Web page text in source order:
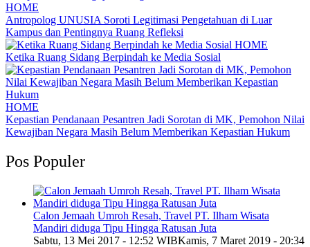
HOME
Antropolog UNUSIA Soroti Legitimasi Pengetahuan di Luar
Kampus dan Pentingnya Ruang Refleksi
HOME
Ketika Ruang Sidang Berpindah ke Media Sosial
HOME
Kepastian Pendanaan Pesantren Jadi Sorotan di MK, Pemohon Nilai
Kewajiban Negara Masih Belum Memberikan Kepastian Hukum
Pos Populer
Calon Jemaah Umroh Resah, Travel PT. Ilham Wisata
Mandiri diduga Tipu Hingga Ratusan Juta
Sabtu, 13 Mei 2017 - 12:52 WIBKamis, 7 Maret 2019 - 20:34